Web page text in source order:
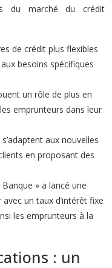
du marché du crédit
de crédit plus flexibles
besoins spécifiques
un rôle de plus en
emprunteurs dans leur
aux nouvelles
en proposant des
» a lancé une
un taux d’intérêt fixe
les emprunteurs à la
: un